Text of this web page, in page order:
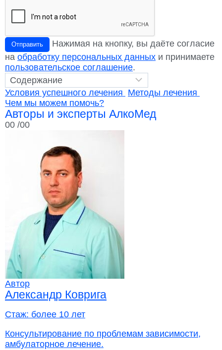
Отправить
Нажимая на кнопку, вы даёте согласие
на обработку персональных данных и принимаете
пользовательское соглашение.
Условия успешного лечения Методы лечения
Чем мы можем помочь?
Авторы и эксперты АлкоМед
00 /00
Автор
Александр Коврига
Стаж: более 10 лет
Консультирование по проблемам зависимости,
амбулаторное лечение.